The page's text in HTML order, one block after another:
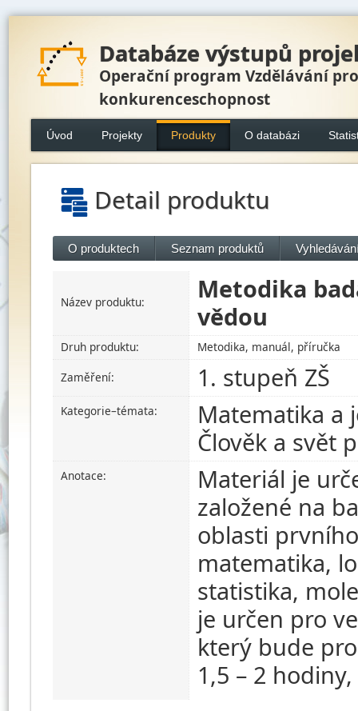
Databáze výstupů
Operační program Vzdělávání pro
konkurenceschopnost
Úvod Projekty Produkty O databázi
Detail produktu
O produktech Seznam produktů
Název produktu:
Metodika
vědou
Druh produktu:
Metodika, manuál, příručka
Zaměření:
1. stupeň ZŠ
Kategorie–témata:
Matematika a
Člověk a svět
Anotace:
Materiál je
založené na
oblasti
matematika,
statistika,
je určen pro
který bude
1,5 – 2